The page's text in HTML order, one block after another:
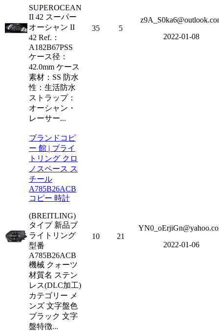
SUPEROCEAN
II 42 スーパー
オーシャン II
42 Ref.：
A182B67PSS
ケース径：
42.0mm ケース
素材：SS 防水
性：生活防水
ストラップ：
オーシャン・
レーサー...
35 5
2022-01-08
ブランドコピ
ー 館 | ブライ
トリング クロ
ノスペース ス
チール
A785B26ACB
コピー 時計
(BREITLING)
タイプ 新品ブ
ライトリング
型番
A785B26ACB
機械 クォーツ
材質名 ステン
レス(DLC加工)
カテゴリー メ
ンズ 文字盤色
ブラック 文字
盤特徴...
10 21
2022-01-06